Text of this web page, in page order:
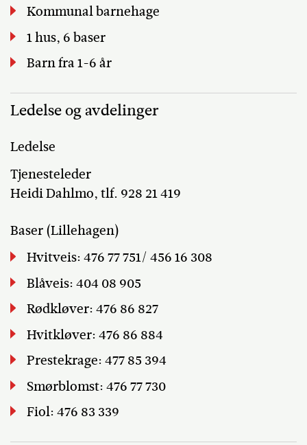
Kommunal barnehage
1 hus, 6 baser
Barn fra 1-6 år
Ledelse og avdelinger
Ledelse
Tjenesteleder
Heidi Dahlmo, tlf. 928 21 419
Baser (Lillehagen)
Hvitveis: 476 77 751/ 456 16 308
Blåveis: 404 08 905
Rødkløver: 476 86 827
Hvitkløver: 476 86 884
Prestekrage: 477 85 394
Smørblomst: 476 77 730
Fiol: 476 83 339